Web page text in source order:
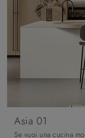
Asia 01